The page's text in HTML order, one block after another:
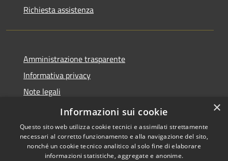
Richiesta assistenza
Amministrazione trasparente
Informativa privacy
Note legali
Dichiarazione di accessibilità
Copyright © 2026 • Comune di
×
Informazioni sui cookie
Questo sito web utilizza cookie tecnici e assimilati strettamente
necessari al corretto funzionamento e alla navigazione del sito,
nonché un cookie tecnico analitico al solo fine di elaborare
informazioni statistiche, aggregate e anonime.